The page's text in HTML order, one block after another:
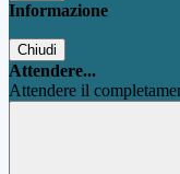
Informazione
Chiudi
Attendere...
Attendere il